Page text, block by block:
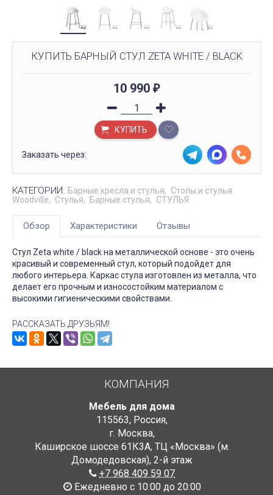
КУПИТЬ БАРНЫЙ СТУЛ ZETA WHITE / BLACK
10 990 ₽
КУПИТЬ
Заказать через:
КАТЕГОРИИ: Барные кресла и стулья
Столы и стулья
Woodville
Стулья Барные стулья СТУЛЬЯ
Обзор Характеристики Отзывы
Стул Zeta white / black на металлической основе - это очень
красивый и современный стул, который подойдет для
любого интерьера. Каркас стула изготовлен из металла, что
делает его прочным и износостойким материалом с
высокими гигиеническими свойствами.
РАССКАЗАТЬ ДРУЗЬЯМ!
КОМПАНИЯ
Мебель для дома
115563, Россия,
г. Москва,
Каширское шоссе 61К3А, ТЦ «Москва» (м.
Домодедовская), 2-й этаж
+7 968 409 59 07
Ежедневно с 10:00 до 20:00